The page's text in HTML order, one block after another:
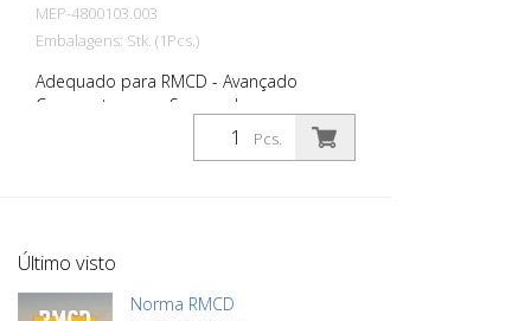
MEP-4800103.003
Embalagens: Stk. (1Pcs.)
Adequado para RMCD - Avançado
Composto por: - Sensor de aço
inoxidável incl. porca de montagem
(M12x1) - Cabo do sensor de 3 m -
Pcs.
Último visto
Norma RMCD